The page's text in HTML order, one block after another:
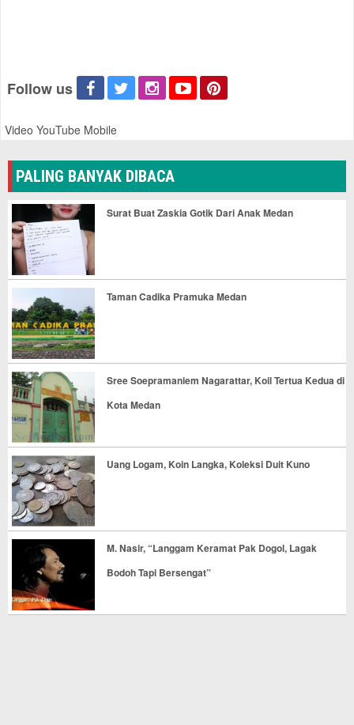
Follow us
Video YouTube Mobile
PALING BANYAK DIBACA
Surat Buat Zaskia Gotik Dari Anak Medan
Taman Cadika Pramuka Medan
Sree Soepramaniem Nagarattar, Koil Tertua Kedua di
Kota Medan
Uang Logam, Koin Langka, Koleksi Duit Kuno
M. Nasir, “Langgam Keramat Pak Dogol, Lagak
Bodoh Tapi Bersengat”